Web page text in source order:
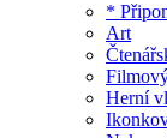
*
Art
Herní